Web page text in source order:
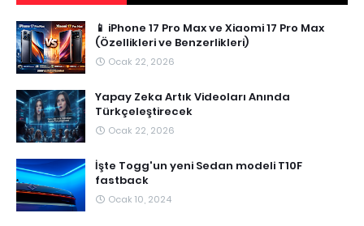
📱 iPhone 17 Pro Max ve Xiaomi 17 Pro Max
(Özellikleri ve Benzerlikleri)
Ocak 22, 2026
Yapay Zeka Artık Videoları Anında
Türkçeleştirecek
Ocak 22, 2026
İşte Togg'un yeni Sedan modeli T10F
fastback
Ocak 10, 2024